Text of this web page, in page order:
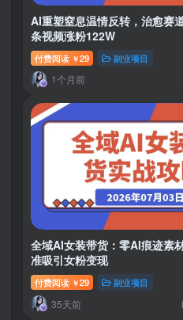
AI重塑窒息温情反转，治愈赛
条视频涨粉122W
付费阅读 ￥29 副业项目
1个月前
全域AI女装带货：零AI痕迹素
准吸引女粉变现
付费阅读 ￥29 副业项目
35天前